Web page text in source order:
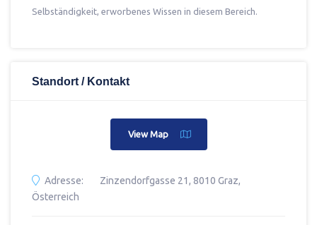
Selbständigkeit, erworbenes Wissen in diesem Bereich.
Standort / Kontakt
View Map
Adresse:
Zinzendorfgasse 21, 8010 Graz,
Österreich